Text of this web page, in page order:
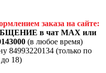
заказа на сайте:
в чат MAX или
(в любое время)
84993220134 (только по
18)